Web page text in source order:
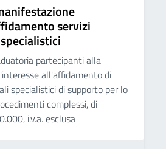
servizi
partecipanti alla
all'affidamento di
specialistici di supporto per lo
complessi, di
i.v.a. esclusa